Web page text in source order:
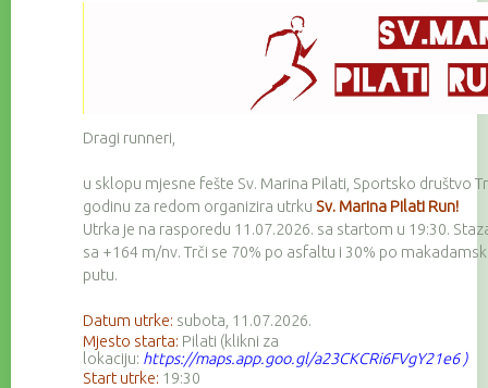
Dragi runneri,
u sklopu mjesne fešte Sv. Marina Pilati, Sportsko društvo
godinu za redom organizira utrku Sv. Marina Pilati Run!
Utrka je na rasporedu 11.07.2026. sa startom u 19:30.
sa +164 m/nv. Trči se 70% po asfaltu i 30% po
putu.
Datum utrke: subota, 11.07.2026.
Mjesto starta: Pilati (klikni za
lokaciju: https://maps.app.goo.gl/a23CKCRi6FVgY21e6)
Start utrke: 19:30